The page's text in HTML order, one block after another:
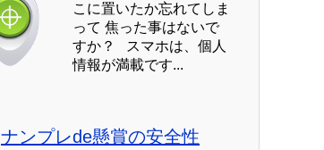
こに置いたか忘れてしま
って 焦った事はないで
すか？ スマホは、個人
情報が満載です...
ナンプレde懸賞の安全性